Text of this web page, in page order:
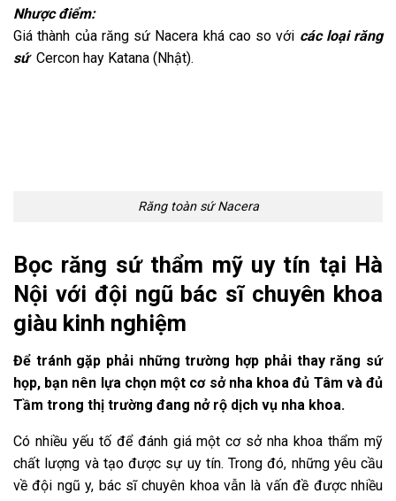
Nhược điểm:
Giá thành của răng sứ Nacera khá cao so với các loại răng
sứCercon hay Katana (Nhật).
Răng toàn sứ Nacera
Bọc răng sứ thẩm mỹ uy tín tại Hà
Nội với đội ngũ bác sĩ chuyên khoa
giàu kinh nghiệm
Để tránh gặp phải những trường hợp phải thay răng sứ
họp, bạn nên lựa chọn một cơ sở nha khoa đủ Tâm và đủ
Tầm trong thị trường đang nở rộ dịch vụ nha khoa.
Có nhiều yếu tố để đánh giá một cơ sở nha khoa thẩm mỹ
chất lượng và tạo được sự uy tín. Trong đó, những yêu cầu
về đội ngũ y, bác sĩ chuyên khoa vẫn là vấn đề được nhiều